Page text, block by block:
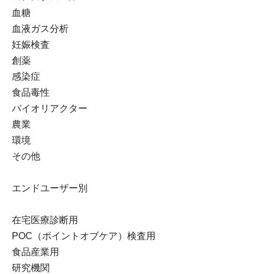
血糖
血液ガス分析
妊娠検査
創薬
感染症
食品毒性
バイオリアクター
農業
環境
その他
エンドユーザー別
在宅医療診断用
POC（ポイントオブケア）検査用
食品産業用
研究機関